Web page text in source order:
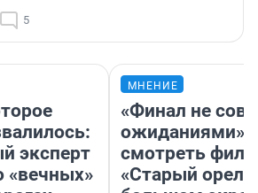
5
эксперт
«вечных»
МНЕНИЕ
«Финал не
ожиданиями»:
смотреть
«Старый орел»